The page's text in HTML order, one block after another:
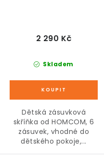
Skladem
2 290 Kč
Dětská zásuvková
skříňka od HOMCOM, 6
zásuvek, vhodné do
dětského pokoje,...